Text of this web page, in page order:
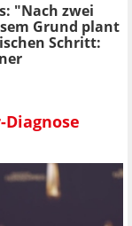
"Nach zwei
Grund plant
Schritt: